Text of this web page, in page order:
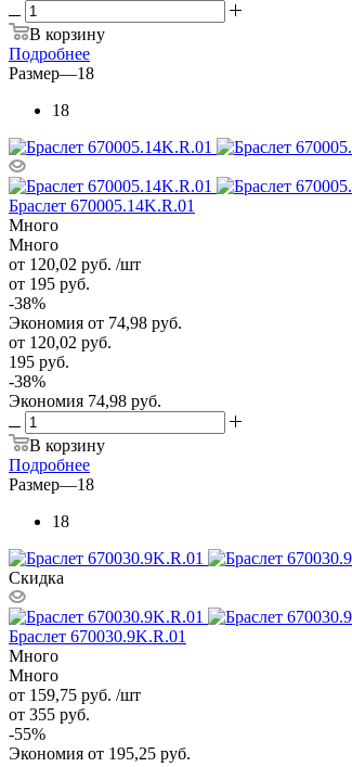
В корзину
Подробнее
Размер—18
18
Браслет 670005.14K.R.01
Много
Много
от 120,02 руб. /шт
от 195 руб.
-38%
Экономия от 74,98 руб.
от 120,02 руб.
195 руб.
-38%
Экономия 74,98 руб.
В корзину
Подробнее
Размер—18
18
Скидка
Браслет 670030.9K.R.01
Много
Много
от 159,75 руб. /шт
от 355 руб.
-55%
Экономия от 195,25 руб.